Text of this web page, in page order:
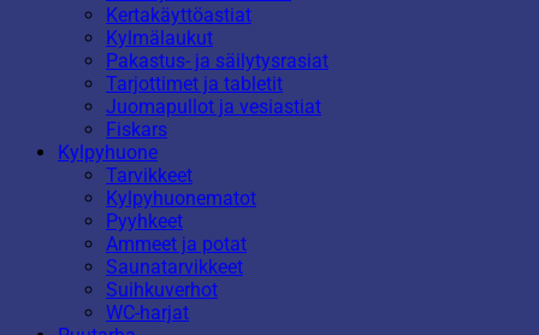
Kertakäyttöastiat
Kylmälaukut
Pakastus- ja säilytysrasiat
Tarjottimet ja tabletit
Juomapullot ja vesiastiat
Fiskars
Kylpyhuone
Tarvikkeet
Kylpyhuonematot
Pyyhkeet
Ammeet ja potat
Saunatarvikkeet
Suihkuverhot
WC-harjat